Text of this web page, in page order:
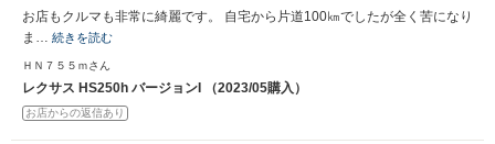
お店もクルマも非常に綺麗です。 自宅から片道100㎞でしたが全く苦になり
ま… 続きを読む
ＨＮ７５５ｍさん
レクサス HS250h バージョンI （2023/05購入）
お店からの返信あり